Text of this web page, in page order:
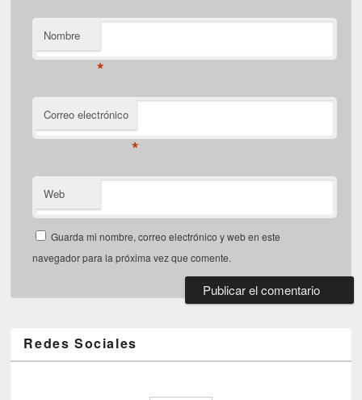
Nombre
*
Correo electrónico
*
Web
Guarda mi nombre, correo electrónico y web en este
navegador para la próxima vez que comente.
Redes Sociales